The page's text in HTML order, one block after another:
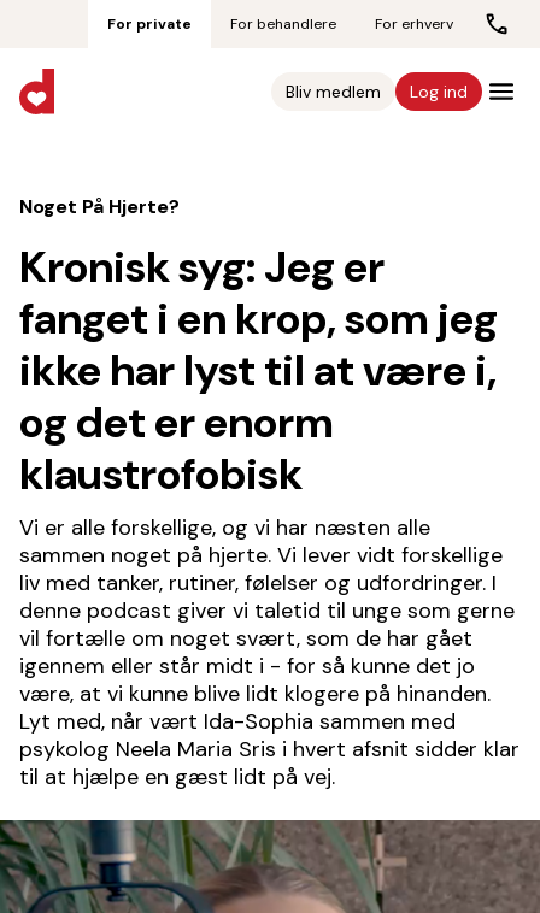
For private For behandlere For erhverv
Bliv medlem Log ind
Noget På Hjerte?
Kronisk syg: Jeg er
fanget i en krop, som jeg
ikke har lyst til at være i,
og det er enorm
klaustrofobisk
Vi er alle forskellige, og vi har næsten alle
sammen noget på hjerte. Vi lever vidt forskellige
liv med tanker, rutiner, følelser og udfordringer. I
denne podcast giver vi taletid til unge som gerne
vil fortælle om noget svært, som de har gået
igennem eller står midt i - for så kunne det jo
være, at vi kunne blive lidt klogere på hinanden.
Lyt med, når vært Ida-Sophia sammen med
psykolog Neela Maria Sris i hvert afsnit sidder klar
til at hjælpe en gæst lidt på vej.